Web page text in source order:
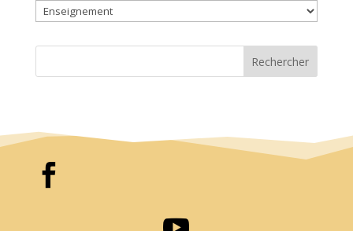
Rechercher
